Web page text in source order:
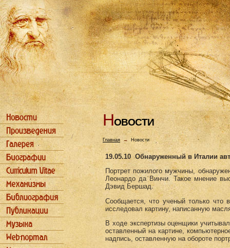
НОВОСТИ
Главная→ Новости
19.05.10 Обнаруженный в Италии
Портрет пожилого мужчины,
Леонардо да Винчи. Такое мнение
Дэвид Бершад.
Сообщается, что ученый только что
исследовал картину, написанную
В ходе экспертизы оценщики
оставленный на картине,
надпись, оставленную на обороте